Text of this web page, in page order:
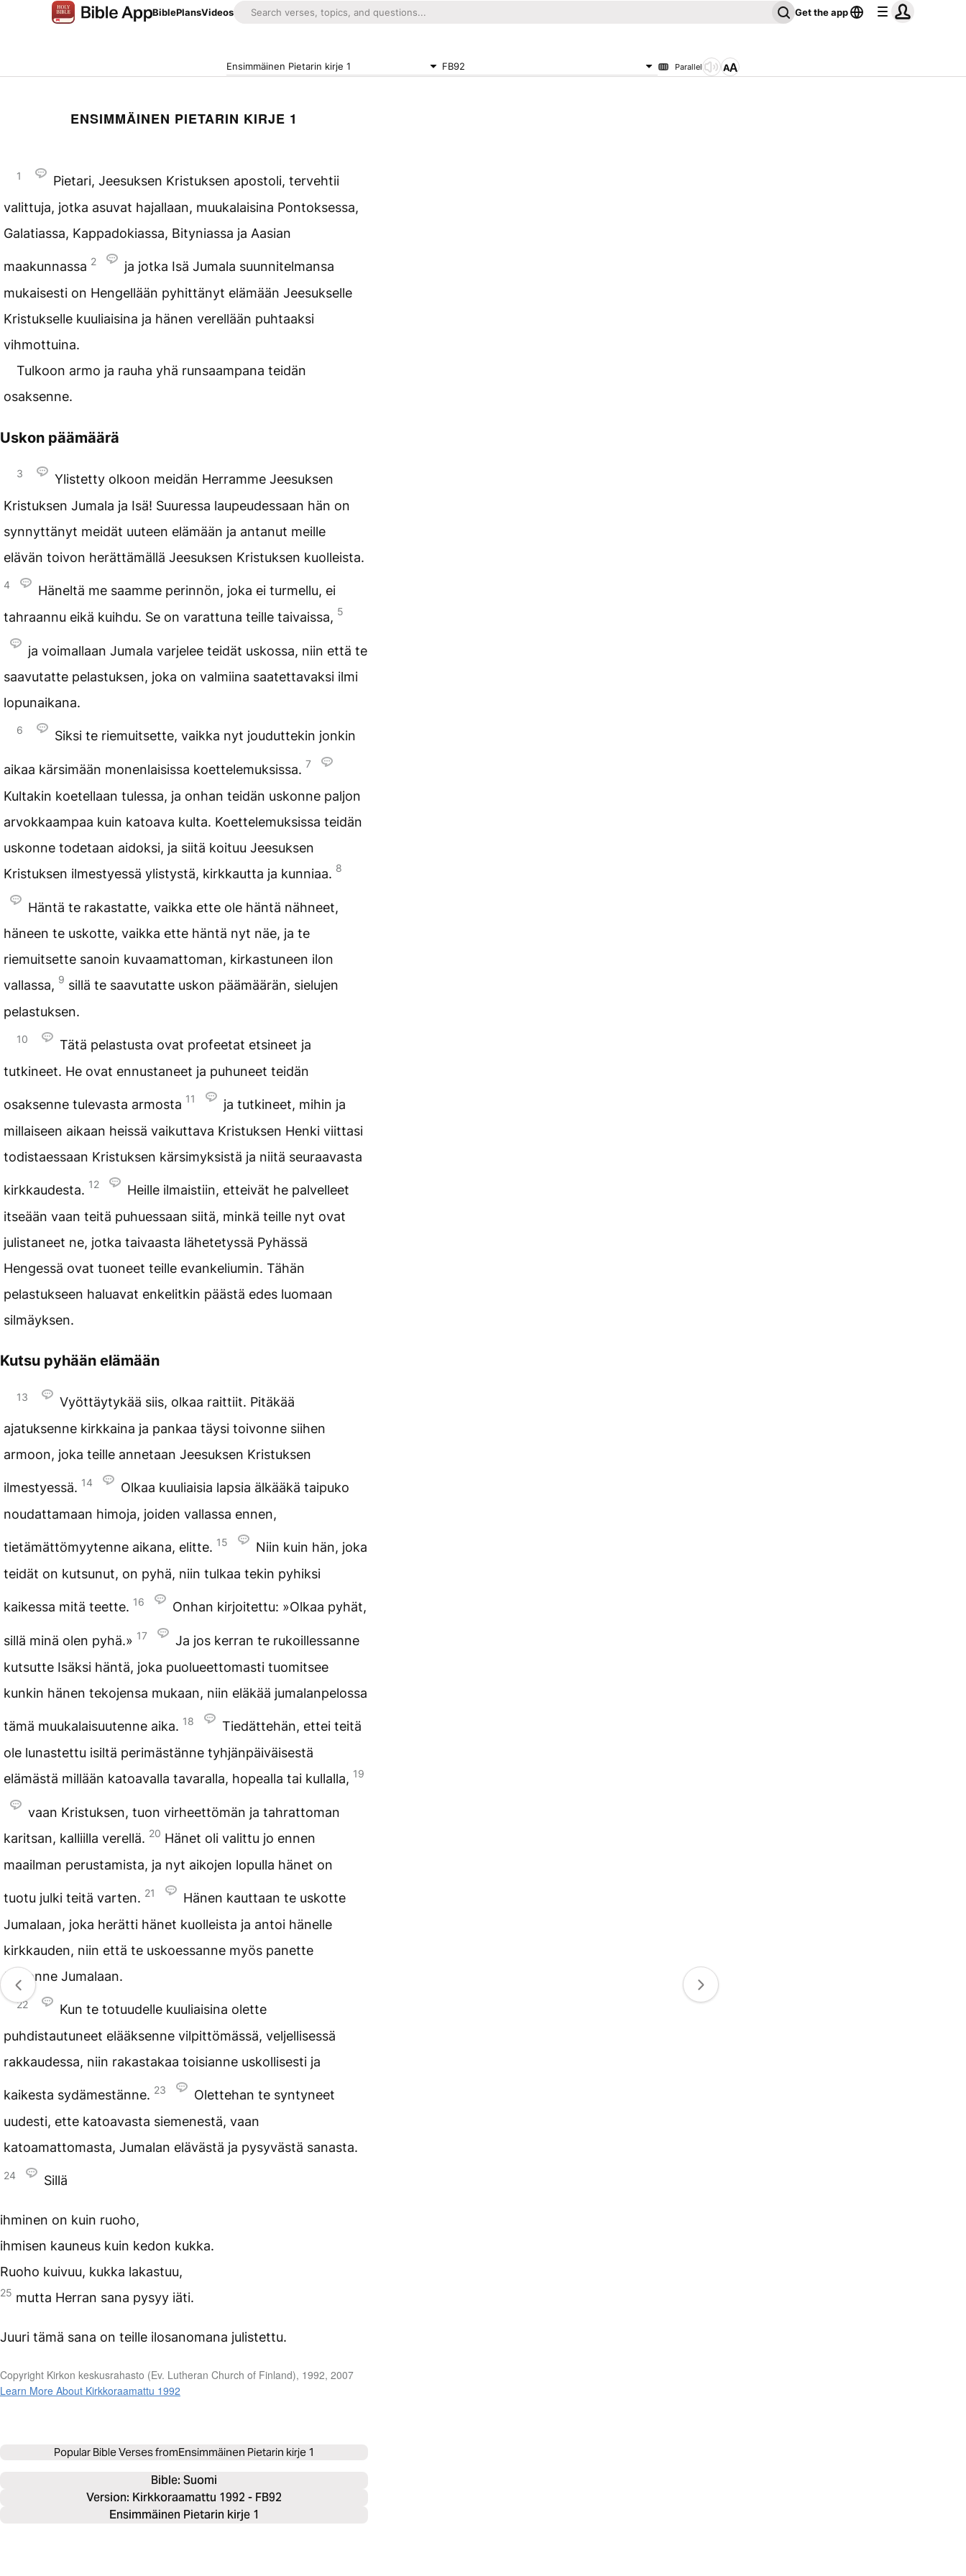
BiblePlansVideos Get the app
Ensimmäinen Pietarin kirje 1 FB92 Parallel
ENSIMMÄINEN PIETARIN KIRJE 1
1
Pietari, Jeesuksen Kristuksen apostoli, tervehtii
valittuja, jotka asuvat hajallaan, muukalaisina Pontoksessa,
Galatiassa, Kappadokiassa, Bityniassa ja Aasian
maakunnassa 2
ja jotka Isä Jumala suunnitelmansa
mukaisesti on Hengellään pyhittänyt elämään Jeesukselle
Kristukselle kuuliaisina ja hänen verellään puhtaaksi
vihmottuina.
Tulkoon armo ja rauha yhä runsaampana teidän
osaksenne.
Uskon päämäärä
3
Ylistetty olkoon meidän Herramme Jeesuksen
Kristuksen Jumala ja Isä! Suuressa laupeudessaan hän on
synnyttänyt meidät uuteen elämään ja antanut meille
elävän toivon herättämällä Jeesuksen Kristuksen kuolleista.
4
Häneltä me saamme perinnön, joka ei turmellu, ei
tahraannu eikä kuihdu. Se on varattuna teille taivaissa, 5
ja voimallaan Jumala varjelee teidät uskossa, niin että te
saavutatte pelastuksen, joka on valmiina saatettavaksi ilmi
lopunaikana.
6 Siksi te riemuitsette, vaikka nyt jouduttekin jonkin
aikaa kärsimään monenlaisissa koettelemuksissa. 7
Kultakin koetellaan tulessa, ja onhan teidän uskonne paljon
arvokkaampaa kuin katoava kulta. Koettelemuksissa teidän
uskonne todetaan aidoksi, ja siitä koituu Jeesuksen
Kristuksen ilmestyessä ylistystä, kirkkautta ja kunniaa. 8
Häntä te rakastatte, vaikka ette ole häntä nähneet,
häneen te uskotte, vaikka ette häntä nyt näe, ja te
riemuitsette sanoin kuvaamattoman, kirkastuneen ilon
vallassa, 9 sillä te saavutatte uskon päämäärän, sielujen
pelastuksen.
10
Tätä pelastusta ovat profeetat etsineet ja
tutkineet. He ovat ennustaneet ja puhuneet teidän
osaksenne tulevasta armosta 11
ja tutkineet, mihin ja
millaiseen aikaan heissä vaikuttava Kristuksen Henki viittasi
todistaessaan Kristuksen kärsimyksistä ja niitä seuraavasta
kirkkaudesta. 12
Heille ilmaistiin, etteivät he palvelleet
itseään vaan teitä puhuessaan siitä, minkä teille nyt ovat
julistaneet ne, jotka taivaasta lähetetyssä Pyhässä
Hengessä ovat tuoneet teille evankeliumin. Tähän
pelastukseen haluavat enkelitkin päästä edes luomaan
silmäyksen.
Kutsu pyhään elämään
13
Vyöttäytykää siis, olkaa raittiit. Pitäkää
ajatuksenne kirkkaina ja pankaa täysi toivonne siihen
armoon, joka teille annetaan Jeesuksen Kristuksen
ilmestyessä. 14
Olkaa kuuliaisia lapsia älkääkä taipuko
noudattamaan himoja, joiden vallassa ennen,
tietämättömyytenne aikana, elitte. 15
Niin kuin hän, joka
teidät on kutsunut, on pyhä, niin tulkaa tekin pyhiksi
kaikessa mitä teette. 16 Onhan kirjoitettu: »Olkaa pyhät,
sillä minä olen pyhä.» 17
Ja jos kerran te rukoillessanne
kutsutte Isäksi häntä, joka puolueettomasti tuomitsee
kunkin hänen tekojensa mukaan, niin eläkää jumalanpelossa
tämä muukalaisuutenne aika. 18
Tiedättehän, ettei teitä
ole lunastettu isiltä perimästänne tyhjänpäiväisestä
elämästä millään katoavalla tavaralla, hopealla tai kullalla, 19
vaan Kristuksen, tuon virheettömän ja tahrattoman
karitsan, kalliilla verellä. 20 Hänet oli valittu jo ennen
maailman perustamista, ja nyt aikojen lopulla hänet on
tuotu julki teitä varten. 21
Hänen kauttaan te uskotte
Jumalaan, joka herätti hänet kuolleista ja antoi hänelle
kirkkauden, niin että te uskoessanne myös panette
toivonne Jumalaan.
22
Kun te totuudelle kuuliaisina olette
puhdistautuneet elääksenne vilpittömässä, veljellisessä
rakkaudessa, niin rakastakaa toisianne uskollisesti ja
kaikesta sydämestänne. 23
Olettehan te syntyneet
uudesti, ette katoavasta siemenestä, vaan
katoamattomasta, Jumalan elävästä ja pysyvästä sanasta.
24 Sillä
ihminen on kuin ruoho,
ihmisen kauneus kuin kedon kukka.
Ruoho kuivuu, kukka lakastuu,
25 mutta Herran sana pysyy iäti.
Juuri tämä sana on teille ilosanomana julistettu.
Copyright Kirkon keskusrahasto (Ev. Lutheran Church of Finland), 1992, 2007
Learn More About Kirkkoraamattu 1992
Popular Bible Verses fromEnsimmäinen Pietarin kirje 1
Bible: Suomi
Version: Kirkkoraamattu 1992 - FB92
Ensimmäinen Pietarin kirje 1